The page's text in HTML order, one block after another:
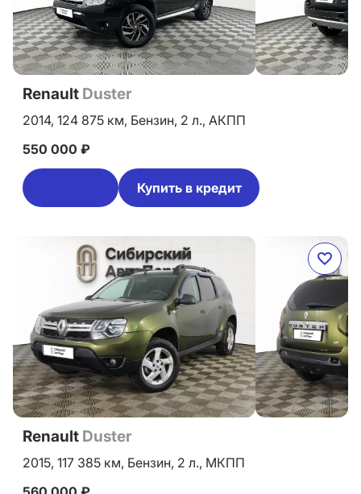
Renault Duster
2014, 124 875 км, Бензин, 2 л., АКПП
550 000 ₽
Купить в кредит
Renault Duster
2015, 117 385 км, Бензин, 2 л., МКПП